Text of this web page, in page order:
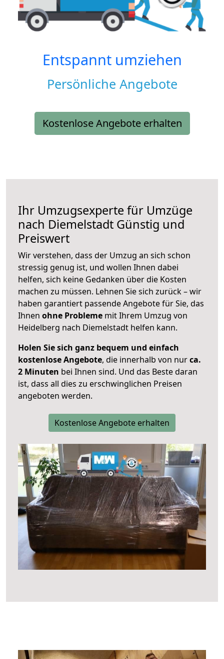
Entspannt umziehen
Persönliche Angebote
Kostenlose Angebote erhalten
Ihr Umzugsexperte für Umzüge
nach Diemelstadt Günstig und
Preiswert
Wir verstehen, dass der Umzug an sich schon
stressig genug ist, und wollen Ihnen dabei
helfen, sich keine Gedanken über die Kosten
machen zu müssen. Lehnen Sie sich zurück – wir
haben garantiert passende Angebote für Sie, das
Ihnen ohne Probleme mit Ihrem Umzug von
Heidelberg nach Diemelstadt helfen kann.
Holen Sie sich ganz bequem und einfach
kostenlose Angebote, die innerhalb von nurca.
2 Minuten bei Ihnen sind. Und das Beste daran
ist, dass all dies zu erschwinglichen Preisen
angeboten werden.
Kostenlose Angebote erhalten